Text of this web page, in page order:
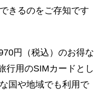
きるのをご存知です
円（税込）のお得な
行用のSIMカードとし
国や地域でも利用で